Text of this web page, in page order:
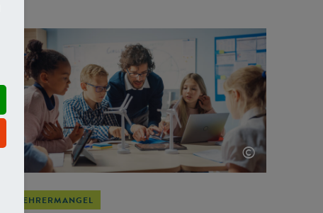
©
LEHRERMANGEL